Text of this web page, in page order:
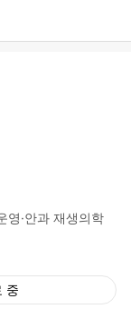
영·안과 재생의학
중